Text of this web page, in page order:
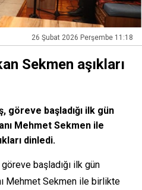
26 Şubat 2026 Perşembe 11:18
Sekmen aşıkları
göreve başladığı ilk gün
Mehmet Sekmen ile
dinledi.
başladığı ilk gün
Mehmet Sekmen ile birlikte